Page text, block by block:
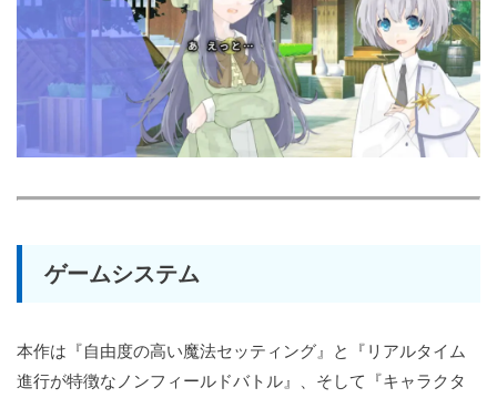
ゲームシステム
本作は『自由度の高い魔法セッティング』と『リアルタイム
進行が特徴なノンフィールドバトル』、そして『キャラクタ